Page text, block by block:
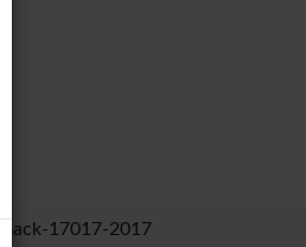
Back-17017-2017